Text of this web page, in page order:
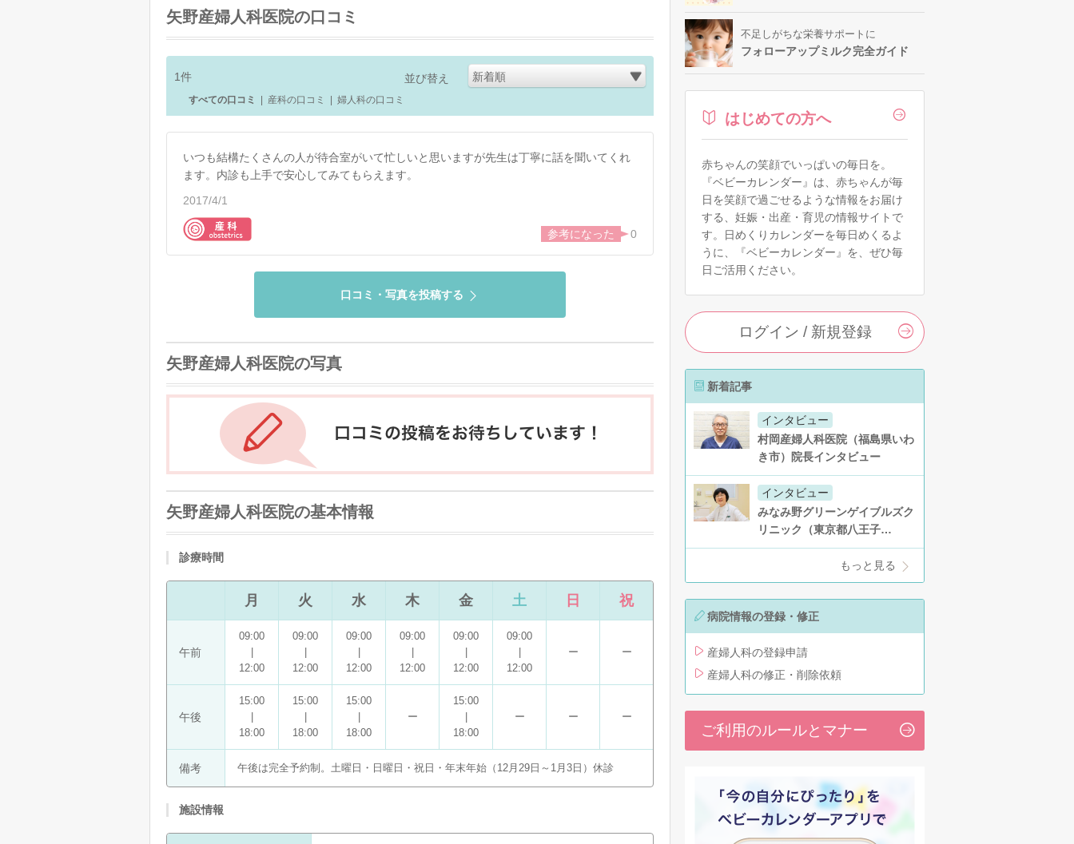
矢野産婦人科医院の口コミ
1件 並び替え 新着順
すべての口コミ 産科の口コミ 婦人科の口コミ
いつも結構たくさんの人が待合室がいて忙しいと思いますが先生は丁寧に話を聞いてくれ
ます。内診も上手で安心してみてもらえます。
2017/4/1
0
口コミ・写真を投稿する
矢野産婦人科医院の写真
矢野産婦人科医院の基本情報
診療時間
月 火 水 木 金 土 日 祝
午前
09:00
12:00
09:00
12:00
09:00
12:00
09:00
12:00
09:00
12:00
09:00
12:00
ー ー
午後
15:00
18:00
15:00
18:00
15:00
18:00
ー
15:00
18:00
ー ー ー
備考 午後は完全予約制。土曜日・日曜日・祝日・年末年始（12月29日～1月3日）休診
施設情報
不足しがちな栄養サポートに
フォローアップミルク完全ガイド
はじめての方へ
赤ちゃんの笑顔でいっぱいの毎日を。
『ベビーカレンダー』は、赤ちゃんが毎
日を笑顔で過ごせるような情報をお届け
する、妊娠・出産・育児の情報サイトで
す。日めくりカレンダーを毎日めくるよ
うに、『ベビーカレンダー』を、ぜひ毎
日ご活用ください。
ログイン / 新規登録
新着記事
インタビュー
村岡産婦人科医院（福島県いわ
き市）院長インタビュー
インタビュー
みなみ野グリーンゲイブルズク
リニック（東京都八王子…
もっと見る
病院情報の登録・修正
産婦人科の登録申請
産婦人科の修正・削除依頼
ご利用のルールとマナー